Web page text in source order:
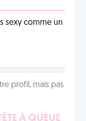
sexy comme un
profil, mais pas
À QUEUE